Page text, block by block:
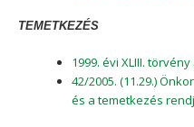
TEMETKEZÉS
1999. évi XLIII.
42/2005. (11.29.)
és a temetkezés